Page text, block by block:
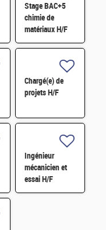
Stage BAC+5
chimie de
matériaux H/F
Chargé(e) de
projets H/F
Ingénieur
mécanicien et
essai H/F